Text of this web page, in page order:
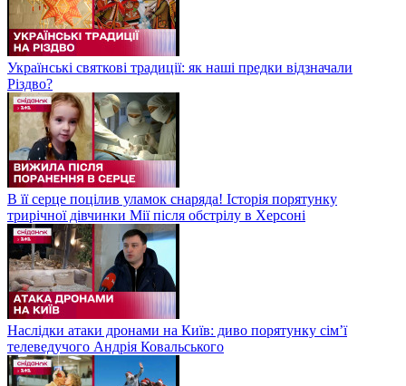
Українські святкові традиції: як наші предки відзначали
Різдво?
В її серце поцілив уламок снаряда! Історія порятунку
трирічної дівчинки Мії після обстрілу в Херсоні
Наслідки атаки дронами на Київ: диво порятунку сім’ї
телеведучого Андрія Ковальського